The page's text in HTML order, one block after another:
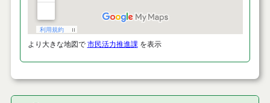
より大きな地図で 市民活力推進課を表示